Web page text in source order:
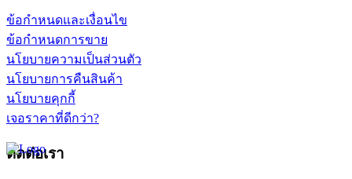
ข้อกำหนดและเงื่อนไข
ข้อกำหนดการขาย
นโยบายความเป็นส่วนตัว
นโยบายการคืนสินค้า
นโยบายคุกกี้
เจอราคาที่ดีกว่า?
ติดต่อเรา